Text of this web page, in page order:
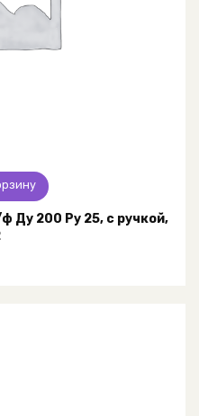
Ду 200 Ру 25, с ручкой,